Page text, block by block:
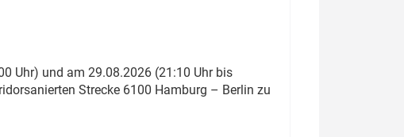
Uhr) und am 29.08.2026 (21:10 Uhr bis
Strecke 6100 Hamburg – Berlin zu